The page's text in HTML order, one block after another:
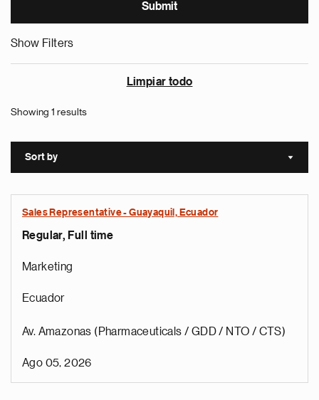
Show Filters
Limpiar todo
Showing 1 results
Sort by Sort
Sales Representative - Guayaquil, Ecuador
Regular, Full time
Marketing
Ecuador
Av. Amazonas (Pharmaceuticals / GDD / NTO / CTS)
Ago 05, 2026